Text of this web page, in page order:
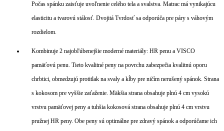
Počas spánku zaisťuje uvoľnenie celého tela a svalstva. Matrac má vynikajúcu
elasticitu a tvarovú stálosť. Dvojitá Tvrdosť sa odporúča pre páry s váhovým
rozdielom.
Kombinuje 2 najobľúbenejšie moderné materiály: HR penu a VISCO
pamäťovú penu. Tieto kvalitné peny na povrchu zabezpečia kvalitnú oporu
chrbtici, obmedzujú protitlak na svaly a kĺby pre ničím nerušený spánok. Strana
s kokosom pre vyššie zaťaženie. Mäkšia strana obsahuje plnú 4 cm vysokú
vrstvu pamäťovej peny a tuhšia kokosová strana obsahuje plnú 4 cm vrstvu
pružnej HR peny. Obe peny sú optimálne pre zdravý spánok a odporúčame ich